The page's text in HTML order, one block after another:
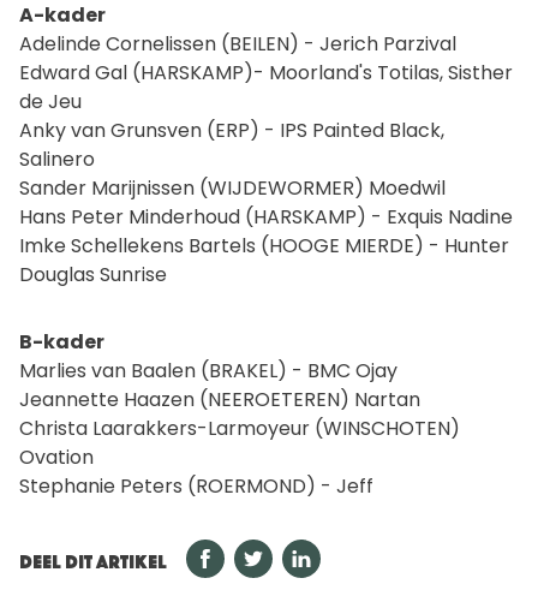
A-kader
Adelinde Cornelissen (BEILEN) - Jerich Parzival
Edward Gal (HARSKAMP)- Moorland's Totilas, Sisther
de Jeu
Anky van Grunsven (ERP) - IPS Painted Black,
Salinero
Sander Marijnissen (WIJDEWORMER) Moedwil
Hans Peter Minderhoud (HARSKAMP) - Exquis Nadine
Imke Schellekens Bartels (HOOGE MIERDE) - Hunter
Douglas Sunrise
B-kader
Marlies van Baalen (BRAKEL) - BMC Ojay
Jeannette Haazen (NEEROETEREN) Nartan
Christa Laarakkers-Larmoyeur (WINSCHOTEN)
Ovation
Stephanie Peters (ROERMOND) - Jeff
DEEL DIT ARTIKEL